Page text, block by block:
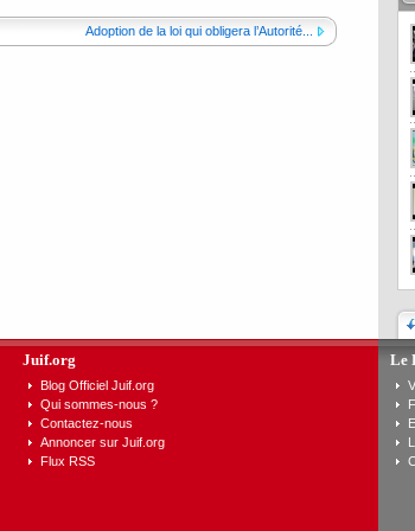
Adoption de la loi qui obligera l’Autorité...
Juif.org
Blog Officiel Juif.org
Qui sommes-nous ?
Contactez-nous
Annoncer sur Juif.org
Flux RSS
Le